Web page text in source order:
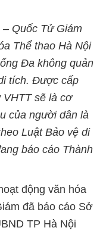
Quốc Tử Giám
Thể thao Hà Nội
Đa không quản
tích. Được cấp
VHTT sẽ là cơ
của người dân là
Luật Bảo vệ di
báo cáo Thành
động văn hóa
đã báo cáo Sở
TP Hà Nội